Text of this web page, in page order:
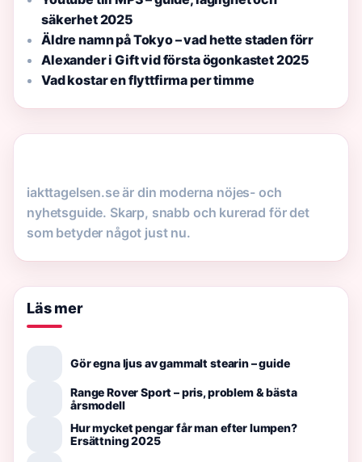
säkerhet 2025
Äldre namn på Tokyo – vad hette staden förr
Alexander i Gift vid första ögonkastet 2025
Vad kostar en flyttfirma per timme
iakttagelsen.se är din moderna nöjes- och
nyhetsguide. Skarp, snabb och kurerad för det
som betyder något just nu.
Läs mer
Gör egna ljus av gammalt stearin – guide
Range Rover Sport – pris, problem & bästa
årsmodell
Hur mycket pengar får man efter lumpen?
Ersättning 2025